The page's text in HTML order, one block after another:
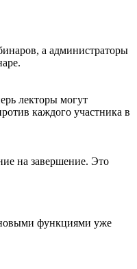
а администраторы
лекторы могут
каждого участника в
на завершение. Это
новыми функциями уже